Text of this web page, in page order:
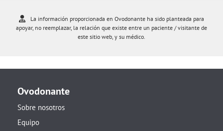
La información proporcionada en Ovodonante ha sido planteada para
apoyar, no reemplazar, la relación que existe entre un paciente / visitante de
este sitio web, y su médico.
Ovodonante
Sobre nosotros
Equipo